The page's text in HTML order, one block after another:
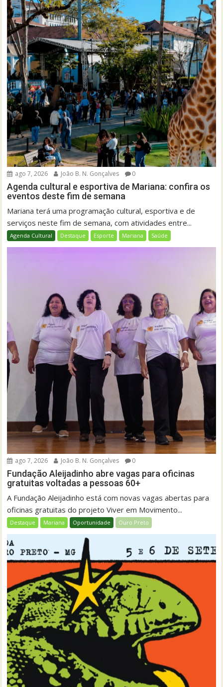
ago 7, 2026 João B. N. Gonçalves 0
Agenda cultural e esportiva de Mariana: confira os
eventos deste fim de semana
Mariana terá uma programação cultural, esportiva e de
serviços neste fim de semana, com atividades entre...
Agenda Cultural Destaque Esporte Mariana Saúde
ago 7, 2026 João B. N. Gonçalves 0
Fundação Aleijadinho abre vagas para oficinas
gratuitas voltadas a pessoas 60+
A Fundação Aleijadinho está com novas vagas abertas para
oficinas gratuitas do projeto Viver em Movimento...
Destaque Mariana Oportunidade Ouro Preto